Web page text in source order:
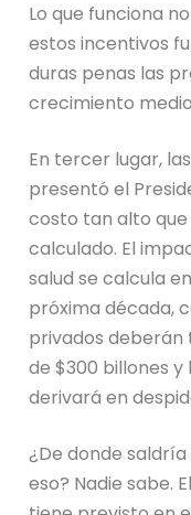
Lo que funciona
estos incentivos
duras penas las
crecimiento
En tercer lugar,
presentó el
costo tan alto que
calculado. El
salud se calcula
próxima década,
privados deberán
de $300 billones
derivará en
¿De donde
eso? Nadie sabe.